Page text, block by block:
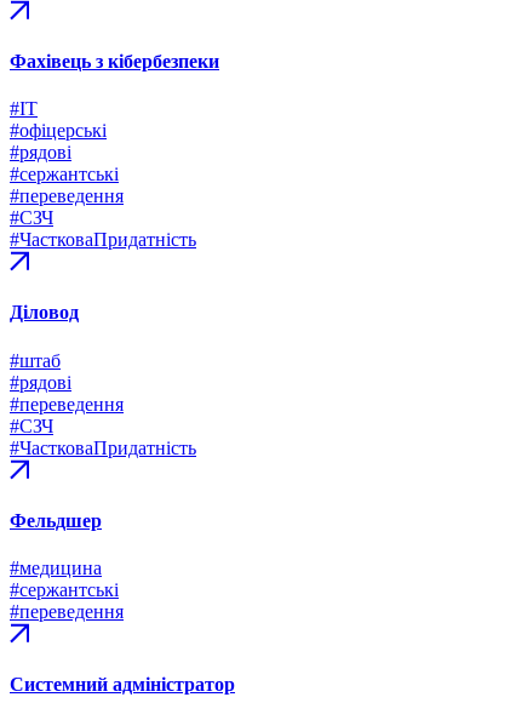
Фахівець з кібербезпеки
#ІТ
#офіцерські
#рядові
#сержантські
#переведення
#СЗЧ
#ЧастковаПридатність
Діловод
#штаб
#рядові
#переведення
#СЗЧ
#ЧастковаПридатність
Фельдшер
#медицина
#сержантські
#переведення
Системний адміністратор